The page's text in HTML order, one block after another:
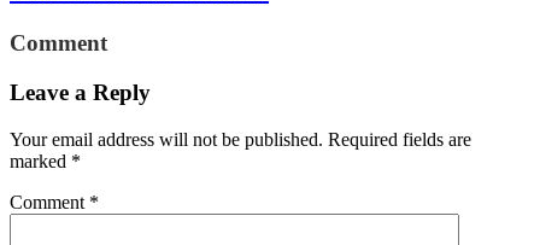
Comment
Leave a Reply
Your email address will not be published. Required fields are
marked *
Comment *